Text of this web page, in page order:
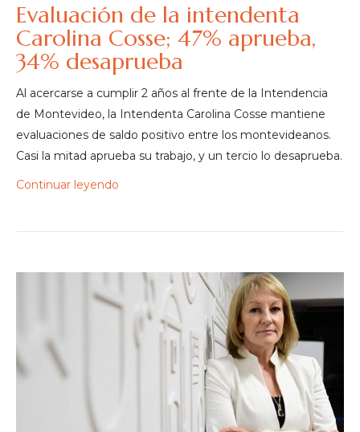
Evaluación de la intendenta
Carolina Cosse; 47% aprueba,
34% desaprueba
Al acercarse a cumplir 2 años al frente de la Intendencia
de Montevideo, la Intendenta Carolina Cosse mantiene
evaluaciones de saldo positivo entre los montevideanos.
Casi la mitad aprueba su trabajo, y un tercio lo desaprueba.
Continuar leyendo